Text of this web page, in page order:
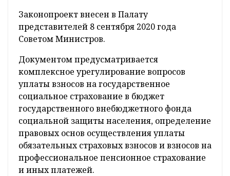
Законопроект внесен в Палату
представителей 8 сентября 2020 года
Советом Министров.
Документом предусматривается
комплексное урегулирование вопросов
уплаты взносов на государственное
социальное страхование в бюджет
государственного внебюджетного фонда
социальной защиты населения, определение
правовых основ осуществления уплаты
обязательных страховых взносов и взносов на
профессиональное пенсионное страхование
и иных платежей.